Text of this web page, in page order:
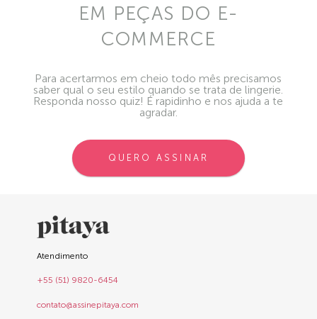
EM PEÇAS DO E-
COMMERCE
Para acertarmos em cheio todo mês precisamos
saber qual o seu estilo quando se trata de lingerie.
Responda nosso quiz! É rapidinho e nos ajuda a te
agradar.
QUERO ASSINAR
Atendimento
+55 (51) 9820-6454
contato@assinepitaya.com